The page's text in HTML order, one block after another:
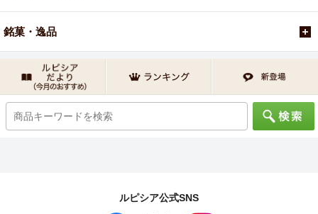
銘菓・逸品
ルピシア公式SNS